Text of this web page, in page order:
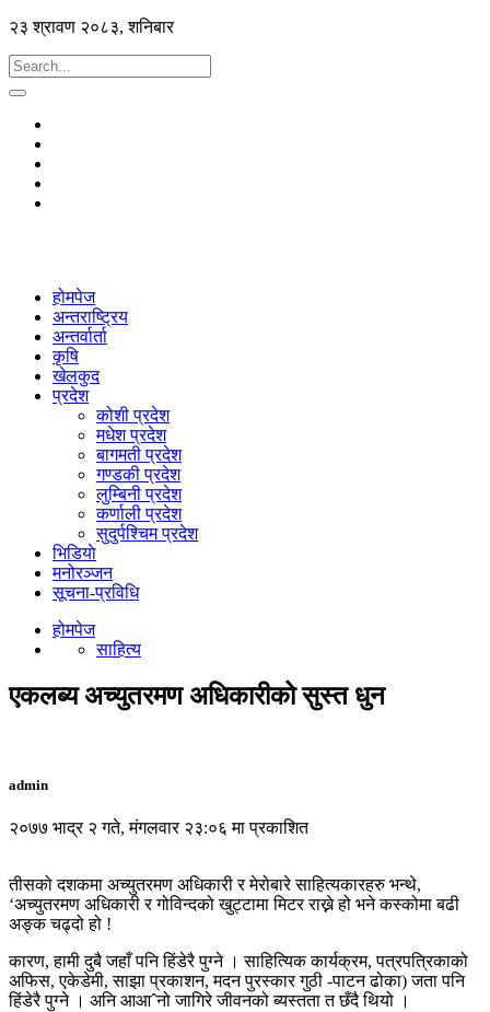
२३ श्रावण २०८३, शनिबार
होमपेज
अन्तराष्ट्रिय
अन्तर्वार्ता
कृषि
खेलकुद
प्रदेश
कोशी प्रदेश
मधेश प्रदेश
बागमती प्रदेश
गण्डकी प्रदेश
लुम्बिनी प्रदेश
कर्णाली प्रदेश
सुदुर्पश्चिम प्रदेश
भिडियाे
मनोरञ्जन
सूचना-प्रविधि
होमपेज
साहित्य
एकलब्य अच्युतरमण अधिकारीको सुस्त धुन
admin
२०७७ भाद्र २ गते, मंगलवार २३:०६ मा प्रकाशित
तीसको दशकमा अच्युतरमण अधिकारी र मेरोबारे साहित्यकारहरु भन्थे,
‘अच्युतरमण अधिकारी र गोविन्दको खुट्टामा मिटर राख्ने हो भने कस्कोमा बढी
अङ्क चढ्दो हो !
कारण, हामी दुबै जहाँ पनि हिंडेरै पुग्ने । साहित्यिक कार्यक्रम, पत्रपत्रिकाको
अफिस, एकेडेमी, साझा प्रकाशन, मदन पुरस्कार गुठी -पाटन ढोका) जता पनि
हिंडेरै पुग्ने । अनि आआˆनो जागिरे जीवनको ब्यस्तता त छँदै थियो ।